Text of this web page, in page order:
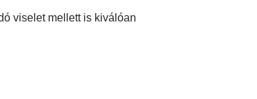
viselet mellett is kiválóan